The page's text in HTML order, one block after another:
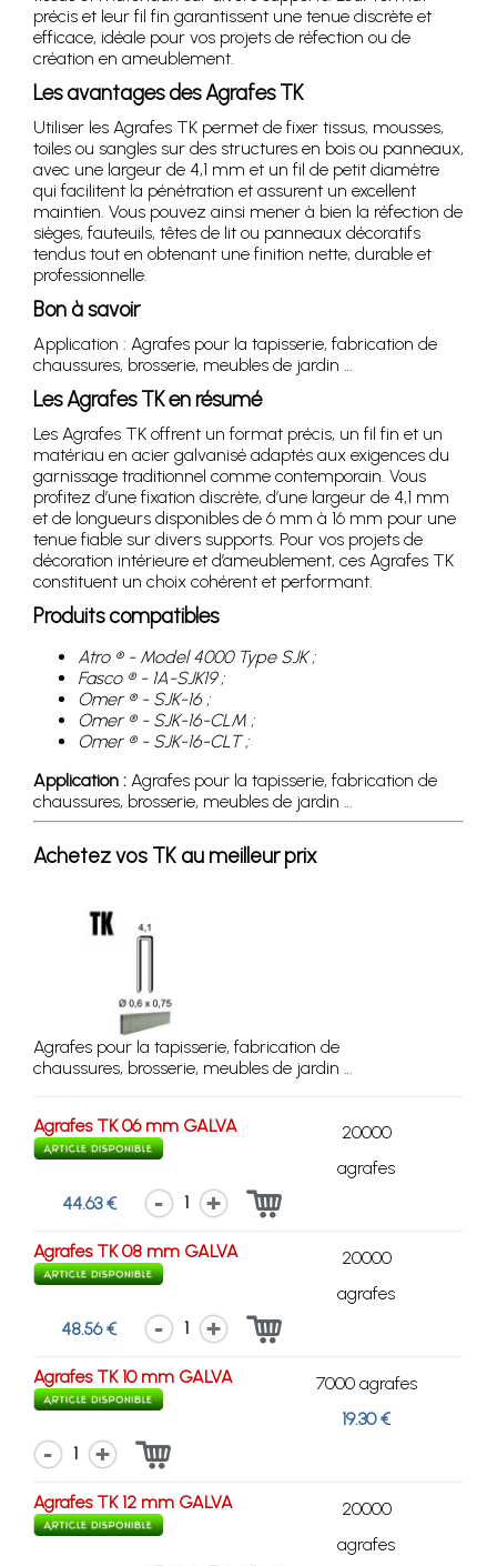
précis et leur fil fin garantissent une tenue discrète et
efficace, idéale pour vos projets de réfection ou de
création en ameublement.
Les avantages des Agrafes TK
Utiliser les Agrafes TK permet de fixer tissus, mousses,
toiles ou sangles sur des structures en bois ou panneaux,
avec une largeur de 4,1 mm et un fil de petit diamètre
qui facilitent la pénétration et assurent un excellent
maintien. Vous pouvez ainsi mener à bien la réfection de
sièges, fauteuils, têtes de lit ou panneaux décoratifs
tendus tout en obtenant une finition nette, durable et
professionnelle.
Bon à savoir
Application : Agrafes pour la tapisserie, fabrication de
chaussures, brosserie, meubles de jardin …
Les Agrafes TK en résumé
Les Agrafes TK offrent un format précis, un fil fin et un
matériau en acier galvanisé adaptés aux exigences du
garnissage traditionnel comme contemporain. Vous
profitez d’une fixation discrète, d’une largeur de 4,1 mm
et de longueurs disponibles de 6 mm à 16 mm pour une
tenue fiable sur divers supports. Pour vos projets de
décoration intérieure et d’ameublement, ces Agrafes TK
constituent un choix cohérent et performant.
Produits compatibles
Atro ® - Model 4000 Type SJK ;
Fasco ® - 1A-SJK19 ;
Omer ® - SJK-16 ;
Omer ® - SJK-16-CLM ;
Omer ® - SJK-16-CLT ;
Application : Agrafes pour la tapisserie, fabrication de
chaussures, brosserie, meubles de jardin …
Achetez vos TK au meilleur prix
Agrafes pour la tapisserie, fabrication de
chaussures, brosserie, meubles de jardin …
Agrafes TK 06 mm GALVA
20000
agrafes
44.63 €
1
Agrafes TK 08 mm GALVA
20000
agrafes
48.56 €
1
Agrafes TK 10 mm GALVA
7000 agrafes
19.30 €
1
Agrafes TK 12 mm GALVA
20000
agrafes